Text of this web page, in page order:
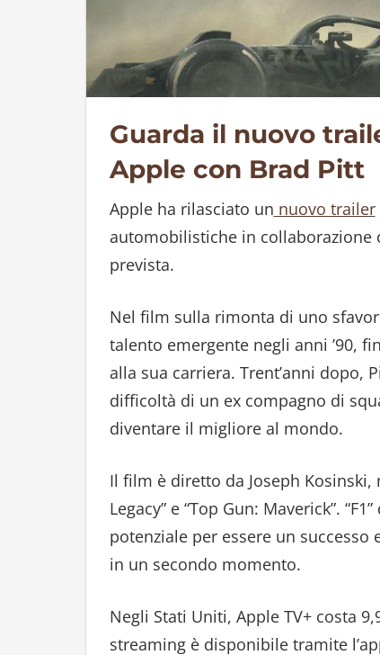
Guarda il nuovo
Apple con Brad Pitt
Apple ha rilasciato un nuovo trailer
automobilistiche in collaborazione
prevista.
Nel film sulla rimonta di uno
talento emergente negli anni ’90,
alla sua carriera. Trent’anni dopo,
difficoltà di un ex compagno di
diventare il migliore al mondo.
Il film è diretto da Joseph
Legacy” e “Top Gun: Maverick”.
potenziale per essere un
in un secondo momento.
Negli Stati Uniti, Apple TV+ costa
streaming è disponibile tramite